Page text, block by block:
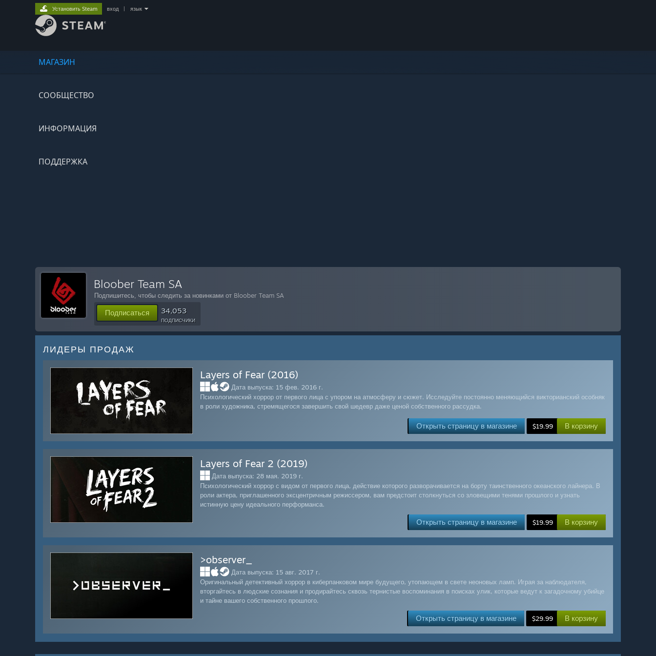
МАГАЗИН
СООБЩЕСТВО
ИНФОРМАЦИЯ
ПОДДЕРЖКА
Установить Steam вход язык
Bloober Team SA
Подпишитесь, чтобы следить за новинками от Bloober Team SA
Подписаться 34,053
ПОДПИСЧИКИ
ЛИДЕРЫ ПРОДАЖ
Layers of Fear (2016)
Дата выпуска: 15 фев. 2016 г.
Психологический хоррор от первого лица с упором на атмосферу и сюжет. Исследуйте постоянно меняющийся викторианский особняк
в роли художника, стремящегося завершить свой шедевр даже ценой собственного рассудка.
Открыть страницу в магазине $19.99 В корзину
Layers of Fear 2 (2019)
Дата выпуска: 28 мая. 2019 г.
Психологический хоррор с видом от первого лица, действие которого разворачивается на борту таинственного океанского лайнера. В
роли актера, приглашенного эксцентричным режиссером, вам предстоит столкнуться со зловещими тенями прошлого и узнать
истинную цену идеального перформанса.
Открыть страницу в магазине $19.99 В корзину
>observer_
Дата выпуска: 15 авг. 2017 г.
Оригинальный детективный хоррор в киберпанковом мире будущего, утопающем в свете неоновых ламп. Играя за наблюдателя,
вторгайтесь в людские сознания и продирайтесь сквозь тернистые воспоминания в поисках улик, которые ведут к загадочному убийце
и тайне вашего собственного прошлого.
Открыть страницу в магазине $29.99 В корзину